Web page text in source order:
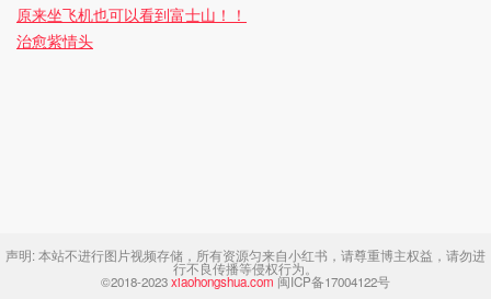
原来坐飞机也可以看到富士山！！
治愈紫情头
声明:本站不进行图片视频存储，所有资源匀来自小红书，请尊重博主权益，请勿进
行不良传播等侵权行为。
©2018-2023xiaohongshua.com 闽ICP备17004122号